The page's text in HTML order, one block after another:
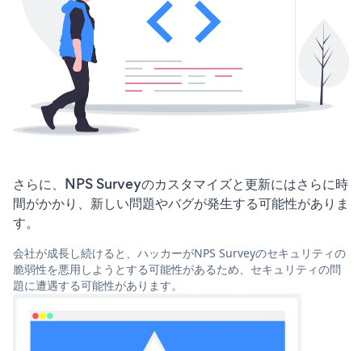
さらに、NPS Surveyのカスタマイズと更新にはさらに時
間がかかり、新しい問題やバグが発生する可能性がありま
す。
会社が成長し続けると、ハッカーがNPS Surveyのセキュリティの
脆弱性を悪用しようとする可能性があるため、セキュリティの問
題に遭遇する可能性があります。